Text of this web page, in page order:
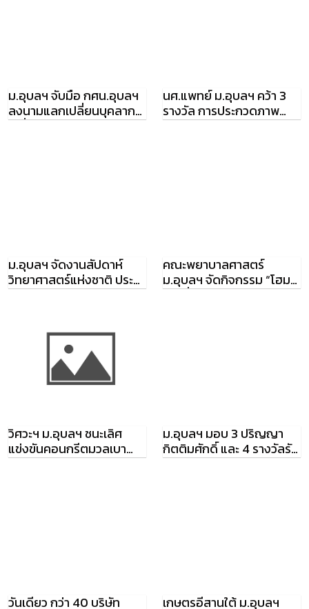
ม.อุบลฯ จับมือ กศน.อุบลฯ
ลงนามแลกเปลี่ยนบุคลากร
ผู้เชี่ยวชาญ
นศ.แพทย์ ม.อุบลฯ คว้า 3
รางวัล การประกวดภาพ
ดิจิทัล
ม.อุบลฯ จัดงานสัปดาห์
วิทยาศาสตร์แห่งชาติ ประจำ
ปี 2565
คณะพยาบาลศาสตร์
ม.อุบลฯ จัดกิจกรรม “โฮม
ฮักเพื่อครอบครัวอบอุ่น”
วิศวะฯ ม.อุบลฯ ชนะเลิศ
แข่งขันคอนกรีตมวลเบา
คว้าถ้วยพระราชทาน
ม.อุบลฯ มอบ 3 ปริญญา
กิตติมศักดิ์ และ 4 รางวัลรัต
โนบล ปี 2558
วันเดียว กว่า 40 บริษัท
เกษตรอีสานใต้ ม.อุบลฯ